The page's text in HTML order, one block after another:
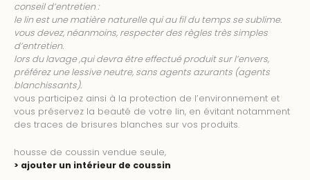
conseil d’entretien :
le lin est une matière naturelle qui au fil du temps se sublime.
vous devez, néanmoins, respecter des règles très simples
d’entretien.
lors du lavage ,qui devra être effectué produit sur l’envers,
préférez une lessive neutre, sans agents azurants (agents
blanchissants).
vous participez ainsi à la protection de l’environnement et
vous préservez la beauté de votre lin, en évitant notamment
des traces de brisures blanches sur vos produits.
housse de coussin vendue seule,
> ajouter un intérieur de coussin